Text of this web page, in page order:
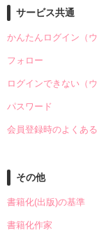
サービス共通
かんたんログイン（
フォロー
ログインできない（
パスワード
会員登録時のよくあ
その他
書籍化(出版)の基準
書籍化作家